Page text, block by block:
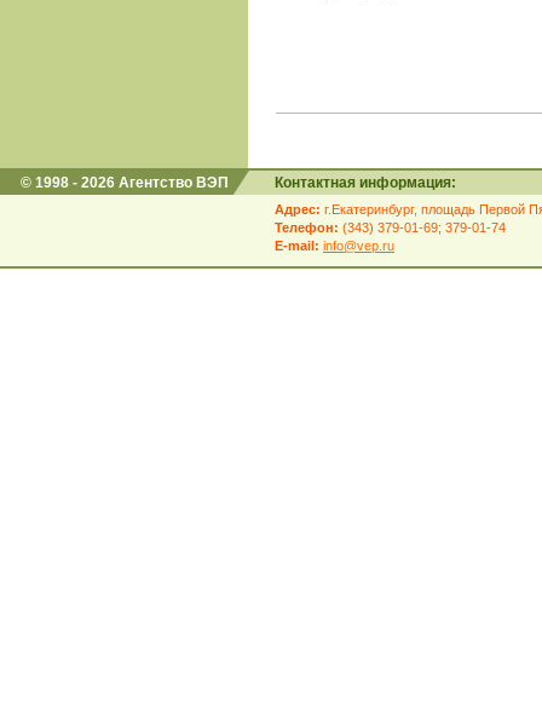
© 1998 - 2026 Агентство ВЭП Контактная информация:
Адрес: г.Екатеринбург, площадь Первой
Телефон: (343) 379-01-69; 379-01-74
E-mail: info@vep.ru